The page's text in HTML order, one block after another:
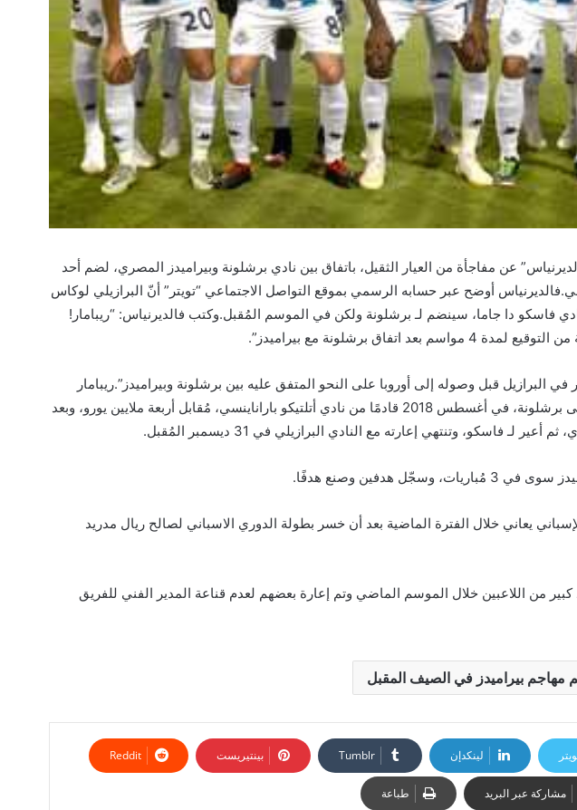
عن مفاجأة من العيار الثقيل، باتفاق بين نادي برشلونة وبيراميدز المصري، لضم أحد
أوضح عبر حسابه الرسمي بموقع التواصل الاجتماعي “تويتر” أنّ البرازيلي لوكاس
فاسكو دا جاما، سينضم لـ برشلونة ولكن في الموسم المُقبل.وكتب فالديرنياس: “ريبامار!
اتفاق برشلونة مع بيراميدز”.
البرازيل قبل وصوله إلى أوروبا على النحو المتفق عليه بين برشلونة وبيراميدز”.ريبامار
صاحب الـ”23″ عامًا كان انضم إلى برشلونة، في أغسطس 2018 قادمًا من نادي أتلتيكو باراناينسي، مُقابل أربعة ملايين يورو، وبعد
لـ فاسكو، وتنتهي إعارته مع النادي البرازيلي في 31 ديسمبر المُقبل.
هدفين وصنع هدفًا.
يعاني خلال الفترة الماضية بعد أن خسر بطولة الدوري الاسباني لصالح ريال مدريد
كبير من اللاعبين خلال الموسم الماضي وتم إعارة بعضهم لعدم قناعة المدير الفني للفريق
مهاجم بيراميدز في الصيف المقبل
لينكدإن بينتيريست
مشاركة عبر البريد طباعة